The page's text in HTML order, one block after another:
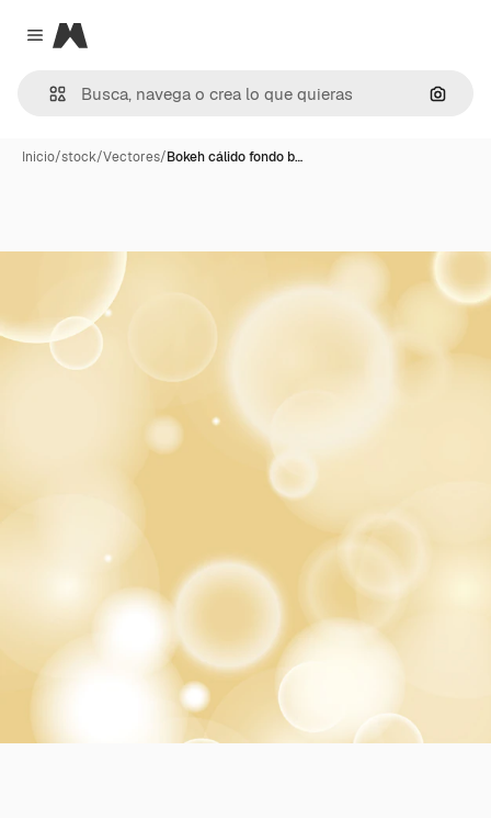
Close menu
Magnific
Inicio/stock/Vectores/Bokeh cálido fondo b…